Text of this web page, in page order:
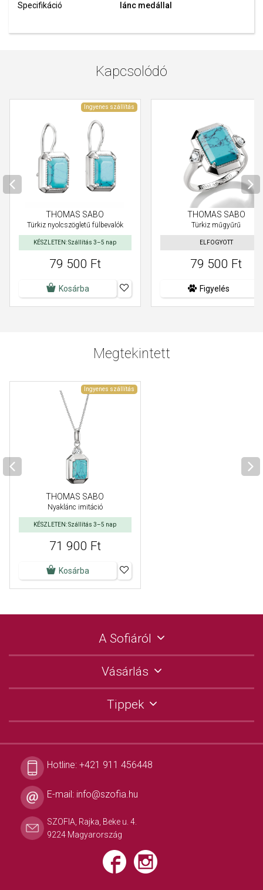
Specifikáció lánc medállal
Kapcsolódó
Ingyenes szállítás
THOMAS SABO
Türkiz nyolcszögletű fülbevalók
KÉSZLETEN: Szállítás 3–5 nap
79 500 Ft
Kosárba
THOMAS SABO
Türkiz műgyűrű
ELFOGYOTT
79 500 Ft
Figyelés
Megtekintett
Ingyenes szállítás
THOMAS SABO
Nyaklánc imitáció
KÉSZLETEN: Szállítás 3–5 nap
71 900 Ft
Kosárba
A Sofiáról
Vásárlás
Tippek
Hotline: +421 911 456448
E-mail: info@szofia.hu
SZOFIA, Rajka, Beke u. 4.
9224 Magyarország